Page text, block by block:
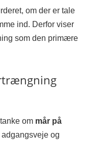
om der er tale
ind. Derfor viser
som den primære
om mår på
og